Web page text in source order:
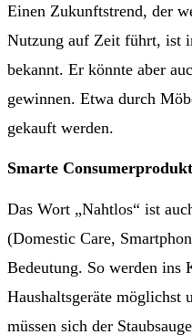
Einen Zukunftstrend, der
Nutzung auf Zeit führt, ist
bekannt. Er könnte aber
gewinnen. Etwa durch
gekauft werden.
Smarte
Das Wort „Nahtlos“ ist
(Domestic Care,
Bedeutung. So werden ins
Haushaltsgeräte
müssen sich der